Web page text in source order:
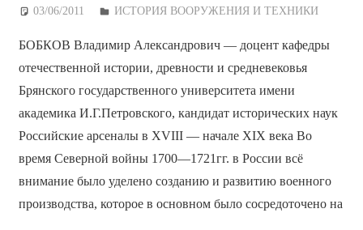
03/06/2011 Дежурный по Редакции
ИСТОРИЯ ВООРУЖЕНИЯ И ТЕХНИКИ
БОБКОВ Владимир Александрович — доцент кафедры
отечественной истории, древности и средневековья
Брянского государственного университета имени
академика И.Г.Петровского, кандидат исторических наук
Российские арсеналы в XVIII — начале XIX века Во
время Северной войны 1700—1721гг. в России всё
внимание было уделено созданию и развитию военного
производства, которое в основном было сосредоточено на